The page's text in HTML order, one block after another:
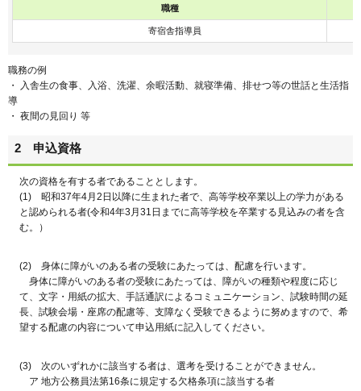
職種
寄宿舎指導員
職務の例
・ 入舎生の食事、入浴、洗濯、余暇活動、就寝準備、排せつ等の世話と生活指
導
・ 夜間の見回り 等
2 申込資格
次の資格を有する者であることとします。
(1) 昭和37年4月2日以降に生まれた者で、高等学校卒業以上の学力がある
と認められる者(令和4年3月31日までに高等学校を卒業する見込みの者を含
む。）
(2) 身体に障がいのある者の受験にあたっては、配慮を行います。
身体に障がいのある者の受験にあたっては、障がいの種類や程度に応じ
て、文字・用紙の拡大、手話通訳によるコミュニケーション、試験時間の延
長、試験会場・座席の配慮等、支障なく受験できるように努めますので、希
望する配慮の内容について申込用紙に記入してください。
(3) 次のいずれかに該当する者は、選考を受けることができません。
ア 地方公務員法第16条に規定する欠格条項に該当する者